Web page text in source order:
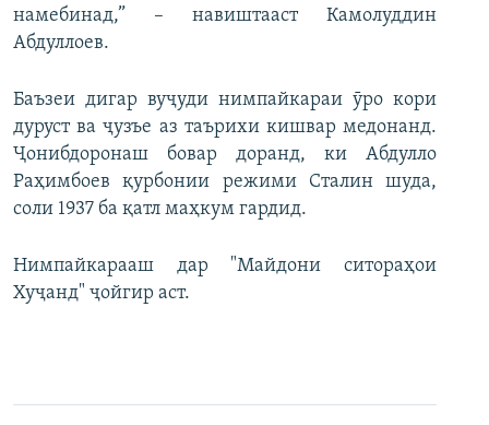
намебинад,” – навиштааст Камолуддин
Абдуллоев.
Баъзеи дигар вуҷуди нимпайкараи ӯро кори
дуруст ва ҷузъе аз таърихи кишвар медонанд.
Ҷонибдоронаш бовар доранд, ки Абдулло
Раҳимбоев қурбонии режими Сталин шуда,
соли 1937 ба қатл маҳкум гардид.
Нимпайкарааш дар "Майдони ситораҳои
Хуҷанд" ҷойгир аст.